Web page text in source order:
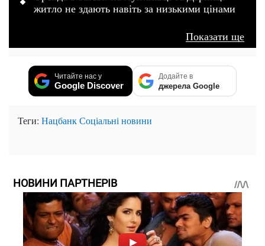
житло не здають навіть за низькими цінами
Показати ще
Читайте нас у
Google Discover
Додайте в
джерела Google
Теги: НацбанкСоціальні новини
НОВИНИ ПАРТНЕРІВ